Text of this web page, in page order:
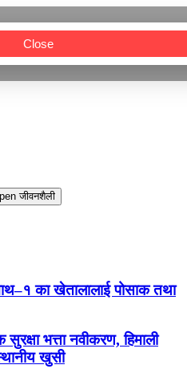
Close
जीवनशैली
का खेतालालाई पोसाक तथा
भत्ता नवीकरण, हिमाली
खुसी